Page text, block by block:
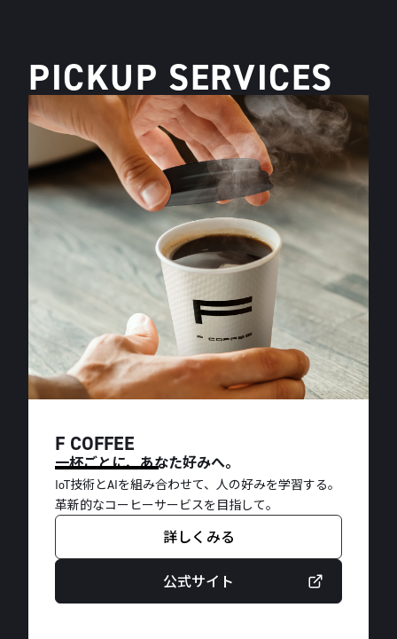
PICKUP SERVICES
F COFFEE
一杯ごとに、あなた好みへ。
IoT技術とAIを組み合わせて、人の好みを学習する。
革新的なコーヒーサービスを目指して。
詳しくみる
公式サイト